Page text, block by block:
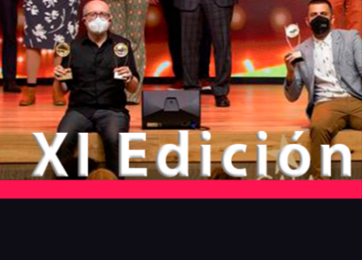
Contacto
Comprometidos con la Agenda 2030
Cuarta Esencia